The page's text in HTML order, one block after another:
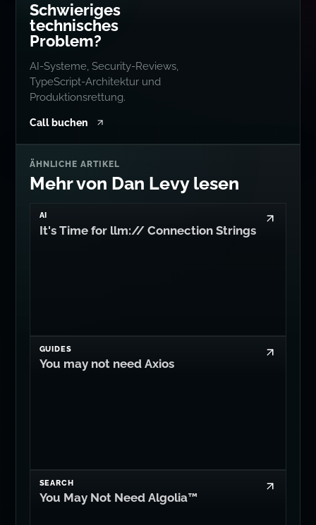
Schwieriges
technisches
Problem?
AI-Systeme, Security-Reviews,
TypeScript-Architektur und
Produktionsrettung.
Call buchen
ÄHNLICHE ARTIKEL
Mehr von Dan Levy lesen
AI
It's Time for llm:// Connection Strings
GUIDES
You may not need Axios
SEARCH
You May Not Need Algolia™